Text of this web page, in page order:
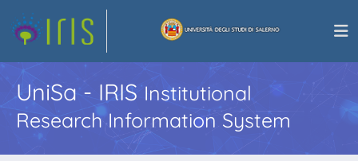
UniSa - IRISInstitutional
Research Information System